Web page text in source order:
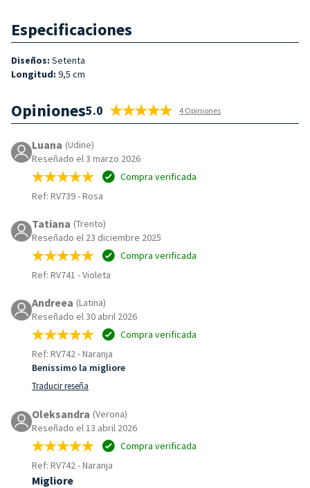
Especificaciones
Diseños: Setenta
Longitud: 9,5 cm
Opiniones5.0 4 Opiniones
Luana (Udine)
Reseñado el 3 marzo 2026
Compra verificada
Ref: RV739-Rosa
Tatiana (Trento)
Reseñado el 23 diciembre 2025
Compra verificada
Ref: RV741 -Violeta
Andreea (Latina)
Reseñado el 30 abril 2026
Compra verificada
Ref: RV742 -Naranja
Benissimo la migliore
Traducir reseña
Oleksandra (Verona)
Reseñado el 13 abril 2026
Compra verificada
Ref: RV742 -Naranja
Migliore